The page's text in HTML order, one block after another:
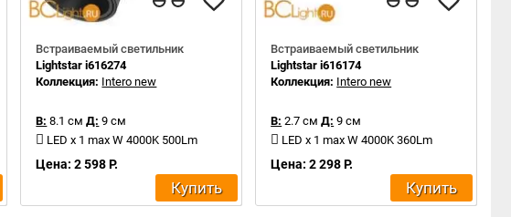
Встраиваемый светильник
Lightstar i616274
Коллекция: Intero new
В: 8.1 см Д: 9 см
LED x 1 max W 4000K 500Lm
Цена: 2 598 Р.
Купить
Встраиваемый светильник
Lightstar i616174
Коллекция: Intero new
В: 2.7 см Д: 9 см
LED x 1 max W 4000K 360Lm
Цена: 2 298 Р.
Купить